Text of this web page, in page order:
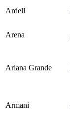
Ardell
Arena
Ariana Grande
Armani